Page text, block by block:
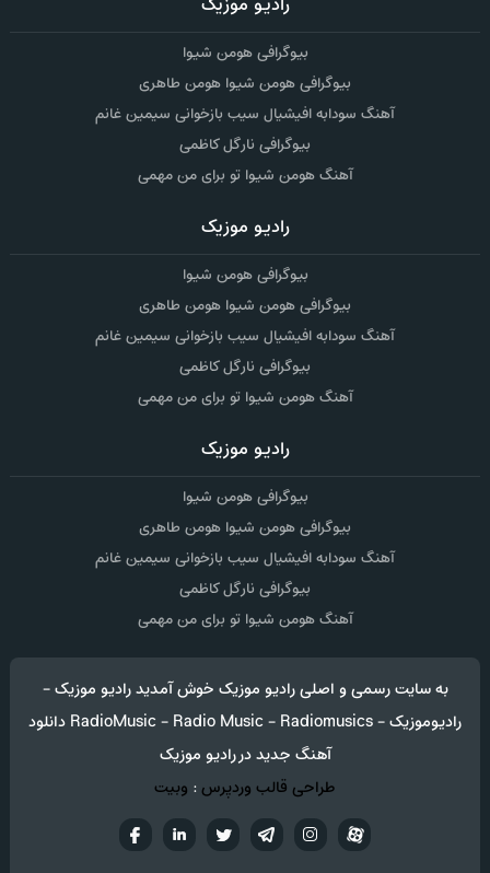
بیوگرافی هومن شیوا
بیوگرافی هومن شیوا هومن طاهری
آهنگ سودابه افیشیال سیب بازخوانی سیمین غانم
بیوگرافی نارگل کاظمی
آهنگ هومن شیوا تو برای من مهمی
رادیو موزیک
بیوگرافی هومن شیوا
بیوگرافی هومن شیوا هومن طاهری
آهنگ سودابه افیشیال سیب بازخوانی سیمین غانم
بیوگرافی نارگل کاظمی
آهنگ هومن شیوا تو برای من مهمی
رادیو موزیک
بیوگرافی هومن شیوا
بیوگرافی هومن شیوا هومن طاهری
آهنگ سودابه افیشیال سیب بازخوانی سیمین غانم
بیوگرافی نارگل کاظمی
آهنگ هومن شیوا تو برای من مهمی
به سایت رسمی و اصلی رادیو موزیک خوش آمدید رادیو موزیک -
رادیوموزیک - RadioMusic - Radio Music - Radiomusics دانلود
آهنگ جدید در رادیو موزیک
طراحی قالب وردپرس: وبیت
تويترتلگراماینستاگرام آپارات